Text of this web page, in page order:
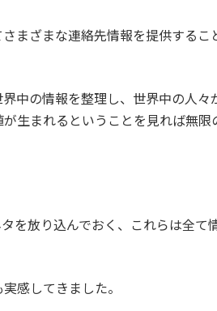
まざまな連絡先情報を提供するこ
中の情報を整理し、世界中の人々
生まれるということを見れば無限
を放り込んでおく、これらは全て
感してきました。